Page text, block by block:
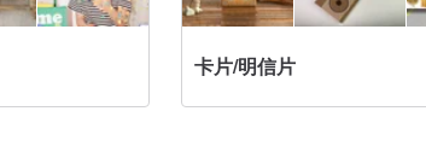
卡片/明信片